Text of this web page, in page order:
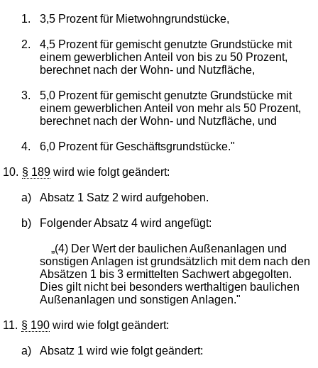
1. 3,5 Prozent für Mietwohngrundstücke,
2.
4,5 Prozent für gemischt genutzte Grundstücke mit
einem gewerblichen Anteil von bis zu 50 Prozent,
berechnet nach der Wohn- und Nutzfläche,
3.
5,0 Prozent für gemischt genutzte Grundstücke mit
einem gewerblichen Anteil von mehr als 50 Prozent,
berechnet nach der Wohn- und Nutzfläche, und
4. 6,0 Prozent für Geschäftsgrundstücke."
10. § 189 wird wie folgt geändert:
a) Absatz 1 Satz 2 wird aufgehoben.
b) Folgender Absatz 4 wird angefügt:
„(4) Der Wert der baulichen Außenanlagen und
sonstigen Anlagen ist grundsätzlich mit dem nach den
Absätzen 1 bis 3 ermittelten Sachwert abgegolten.
Dies gilt nicht bei besonders werthaltigen baulichen
Außenanlagen und sonstigen Anlagen."
11. § 190 wird wie folgt geändert:
a) Absatz 1 wird wie folgt geändert: